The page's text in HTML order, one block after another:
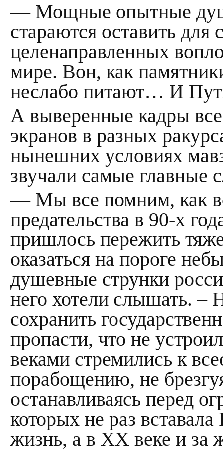
— Мощные опытные
стараются оставить для
целенаправленных
мире. Вон, как
неслабо питают… И
А выверенные кадры
экранов в разных
нынешних условиях
звучали самые главные
— Мы все помним, как
предательства в 90-х
пришлось пережить
оказаться на пороге
душевные струнки
него хотели слышать. –
сохранить
пропасти, что не
веками стремились к
порабощению, не
останавливаясь перед
которых не раз
жизнь, а в ХХ веке и за